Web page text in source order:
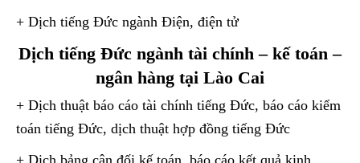
+ Dịch tiếng Đức ngành Điện, điện tử
Dịch tiếng Đức ngành tài chính – kế toán –
ngân hàng tại Lào Cai
+ Dịch thuật báo cáo tài chính tiếng Đức, báo cáo kiểm
toán tiếng Đức, dịch thuật hợp đồng tiếng Đức